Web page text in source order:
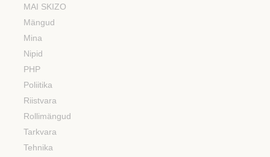
MAI SKIZO
Mängud
Mina
Nipid
PHP
Poliitika
Riistvara
Rollimängud
Tarkvara
Tehnika